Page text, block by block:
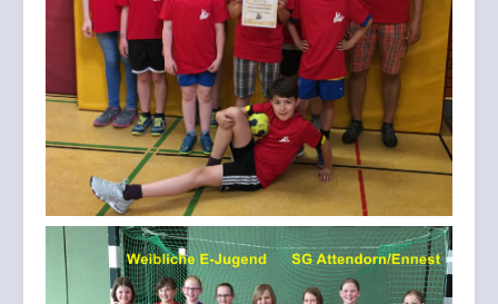
Schiedsrichterwesen
Vereine
Impressum
Datenschutz